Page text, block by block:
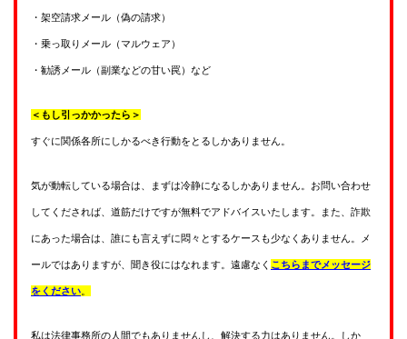
・架空請求メール（偽の請求）
・乗っ取りメール（マルウェア）
・勧誘メール（副業などの甘い罠）など
＜もし引っかかったら＞
すぐに関係各所にしかるべき行動をとるしかありません。
気が動転している場合は、まずは冷静になるしかありません。お問い合わせ
してくだされば、道筋だけですが無料でアドバイスいたします。また、詐欺
にあった場合は、誰にも言えずに悶々とするケースも少なくありません。メ
ールではありますが、聞き役にはなれます。遠慮なく こちらまでメッセージ
をください。
私は法律事務所の人間でもありませんし、解決する力はありません。しか